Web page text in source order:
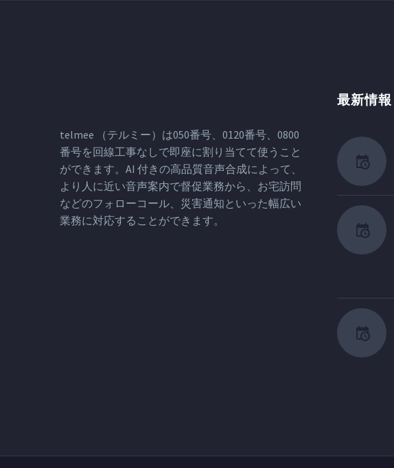
telmee （テルミー）は050番号、0120番号、0800
番号を回線工事なしで即座に割り当てて使うこと
ができます。AI 付きの高品質音声合成によって、
より人に近い音声案内で督促業務から、お宅訪問
などのフォローコール、災害通知といった幅広い
業務に対応することができます。
最新情報